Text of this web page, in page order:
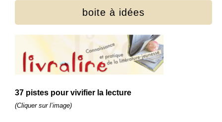
boite à idées
37 pistes pour vivifier la lecture
(Cliquer sur l’image)